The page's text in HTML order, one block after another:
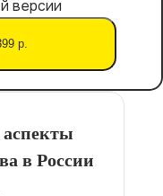
версии
р.
в России